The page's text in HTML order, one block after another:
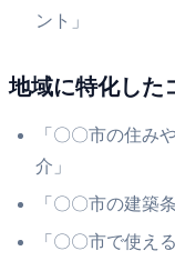
ント」
地域に特化した
「〇〇市の住み
介」
「〇〇市の建築
「〇〇市で使え